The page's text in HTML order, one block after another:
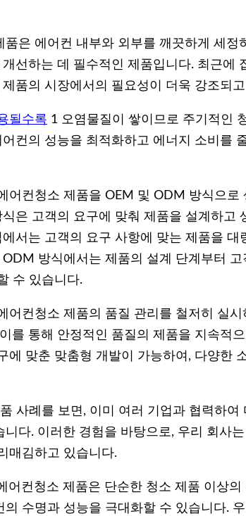
품은 에어컨 내부와 외부를 깨끗하게 세정
선하는 데 필수적인 제품입니다. 최근에
품의 시장에서의 필요성이 더욱 강조되
될수록 1 오염물질이 쌓이므로 주기적인
컨의 성능을 최적화하고 에너지 소비를
어컨청소 제품을 OEM 및 ODM 방식으로
은 고객의 요구에 맞춰 제품을 설계하고
서는 고객의 요구 사항에 맞는 제품을 대
방식에서는 제품의 설계 단계부터
수 있습니다.
어컨청소 제품의 품질 관리를 철저히 실
를 통해 안정적인 품질의 제품을 지속적
에 맞춘 맞춤형 개발이 가능하여, 다양한
사례를 보면, 이미 여러 기업과 협력하여
니다. 이러한 경험을 바탕으로, 우리 회사
매김하고 있습니다.
어컨청소 제품은 단순한 청소 제품 이상
의 수명과 성능을 극대화할 수 있습니다.